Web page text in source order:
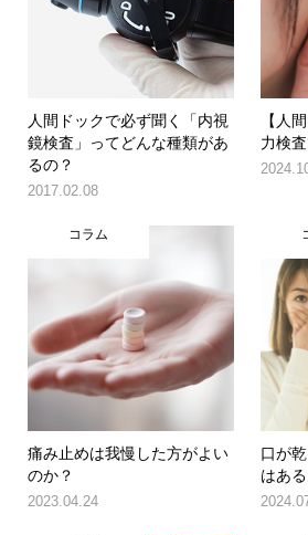
人間ドックで必ず聞く「内視
鏡検査」ってどんな種類があ
るの？
2017.02.08
【人
力検
コラム
痛み止めは我慢した方がよい
のか？
2023.04.24
口が
はあ